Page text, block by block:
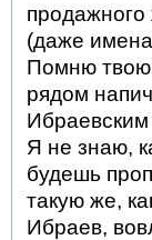
(даже
Помню твою
рядом
Я не знаю,
будешь
такую же,
Ибраев,